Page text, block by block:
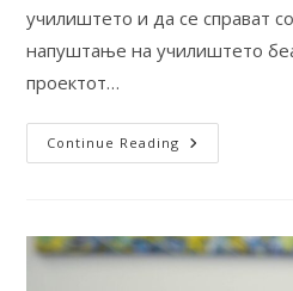
училиштето и да се справат
напуштање на училиштето
проектот…
Continue Reading